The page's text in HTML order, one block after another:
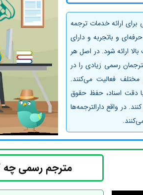
ارائه خدمات ترجمه
و باتجربه و دارای
ارائه شود. در اصل هر
رسمی زیادی را در
فعالیت می‌کنند.
با دقت اسناد، حفظ حقوق
در واقع دارالترجمه‌ها
مترجم رسمی